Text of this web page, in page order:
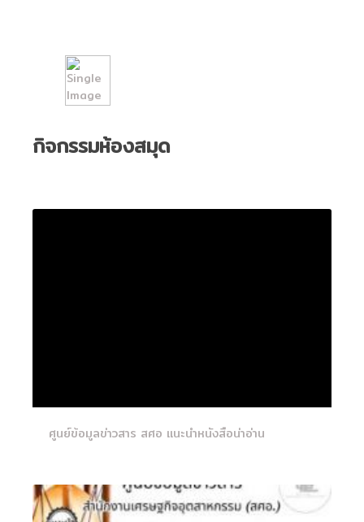
กิจกรรมห้องสมุด
ศูนย์ข้อมูลข่าวสาร สศอ แนะนำหนังสือน่าอ่าน